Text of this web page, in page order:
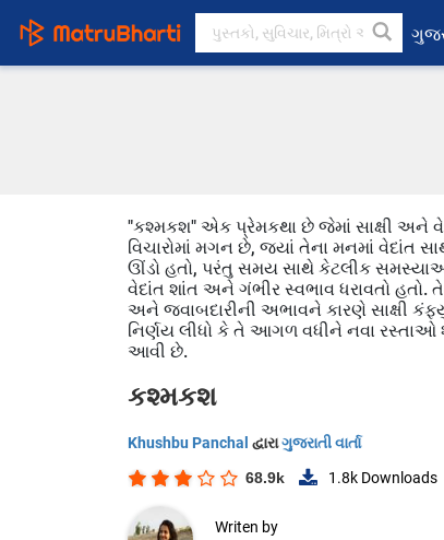
"કશ્મકશ" એક પ્રેમકથા છે જેમાં સાક્ષી અને
વિચારોમાં મગન છે, જ્યાં તેના મનમાં વેદાંત
ઊંડો હતો, પરંતુ સમય સાથે કેટલીક સમસ્યાઓ
વેદાંત શાંત અને ગંભીર સ્વભાવ ધરાવતો હતો.
અને જવાબદારીની અભાવને કારણે સાક્ષી
નિર્ણય લીધો કે તે આગળ વધીને નવા રસ્તાઓ
આવી છે.
કશ્મકશ
Khushbu Panchal દ્વારાગુજરાતી વાર્તા
68.9k 1.8k Downloads
Writen by